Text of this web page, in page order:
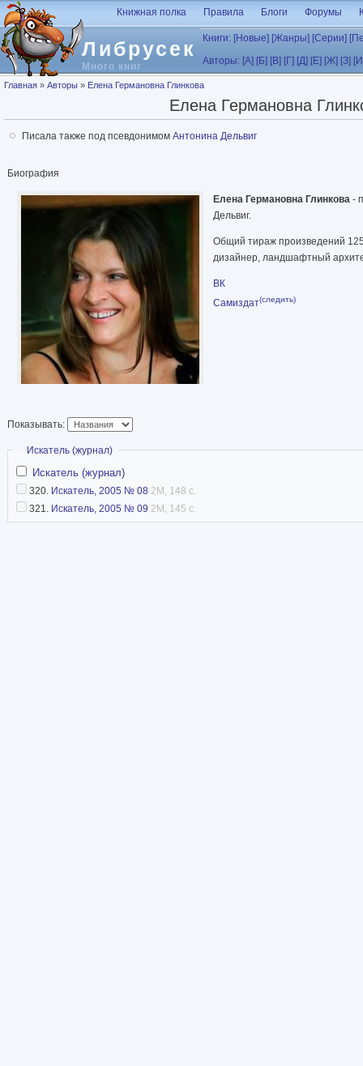
Перейти к основному содержанию
Либрусек
Много книг
Книжная полка Правила Блоги Форумы
Книги: [Новые] [Жанры] [Серии]
Авторы: [А] [Б] [В] [Г] [Д] [Е] [Ж] [З]
Вы здесь
Главная » Авторы » Елена Германовна Глинкова
Елена Германовна
Писала также под псевдонимом Антонина Дельвиг
Биография
Елена Германовна Глинкова -
Дельвиг.
Общий тираж произведений
дизайнер, ландшафтный
ВК
Самиздат(следить)
Показывать:
Скрыть
Искатель (журнал)
Искатель (журнал)
320. Искатель, 2005 № 08 2M, 148 с.
321. Искатель, 2005 № 09 2M, 145 с.